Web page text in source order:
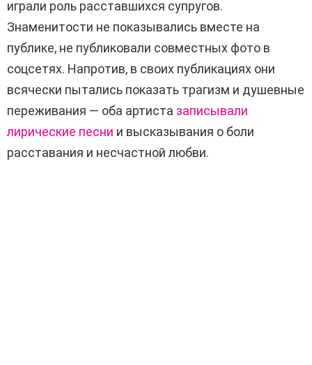
играли роль расставшихся супругов.
Знаменитости не показывались вместе на
публике, не публиковали совместных фото в
соцсетях. Напротив, в своих публикациях они
всячески пытались показать трагизм и душевные
переживания — оба артиста записывали
лирические песни и высказывания о боли
расставания и несчастной любви.